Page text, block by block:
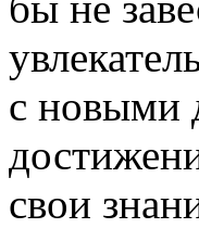
с новыми
свои